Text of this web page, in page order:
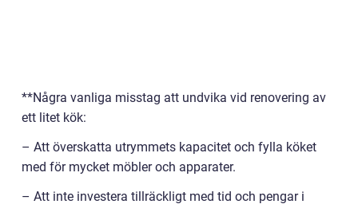
**Några vanliga misstag att undvika vid renovering av
ett litet kök:
– Att överskatta utrymmets kapacitet och fylla köket
med för mycket möbler och apparater.
– Att inte investera tillräckligt med tid och pengar i